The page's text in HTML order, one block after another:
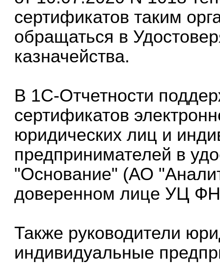
сертификатов таким
обращаться в
казначейства.
В 1С-Отчетности
сертификатов
юридических лиц и
предпринимателей в
"Основание" (АО
доверенном лице УЦ
Также руководители
индивидуальные